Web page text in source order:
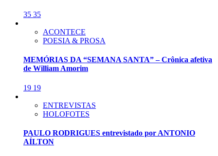
35 35
ACONTECE
POESIA & PROSA
MEMÓRIAS DA “SEMANA SANTA” – Crônica afetiva
de William Amorim
19 19
ENTREVISTAS
HOLOFOTES
PAULO RODRIGUES entrevistado por ANTONIO
AÍLTON